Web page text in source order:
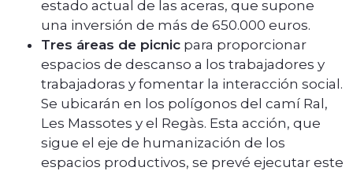
estado actual de las aceras, que supone
una inversión de más de 650.000 euros.
Tres áreas de picnic para proporcionar
espacios de descanso a los trabajadores y
trabajadoras y fomentar la interacción social.
Se ubicarán en los polígonos del camí Ral,
Les Massotes y el Regàs. Esta acción, que
sigue el eje de humanización de los
espacios productivos, se prevé ejecutar este